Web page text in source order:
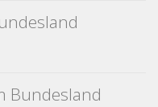
Bundesland